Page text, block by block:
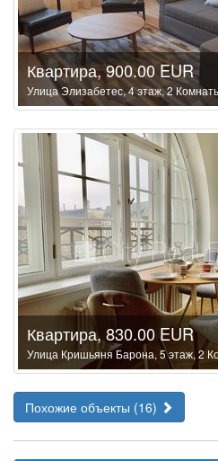
Квартира, 900.00 EUR
Улица Элизабетес, 4 этаж, 2
Квартира, 830.00 EUR
Улица Кришьяня Барона, 5 этаж, 2
Похожие объекты (16)